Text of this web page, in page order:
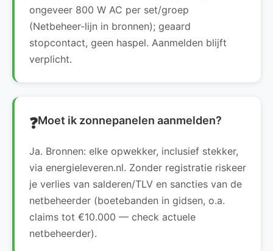
ongeveer 800 W AC per set/groep
(Netbeheer-lijn in bronnen); geaard
stopcontact, geen haspel. Aanmelden blijft
verplicht.
Moet ik zonnepanelen aanmelden?
Ja. Bronnen: elke opwekker, inclusief stekker,
via energieleveren.nl. Zonder registratie riskeer
je verlies van salderen/TLV en sancties van de
netbeheerder (boetebanden in gidsen, o.a.
claims tot €10.000 — check actuele
netbeheerder).